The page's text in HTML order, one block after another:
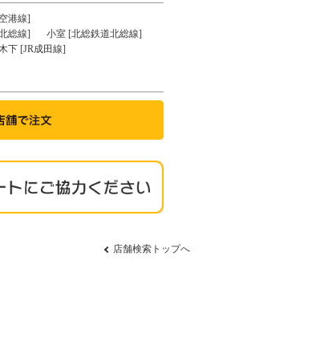
港線]
総線]
小室 [北総鉄道北総線]
下 [JR成田線]
店舗検索トップへ